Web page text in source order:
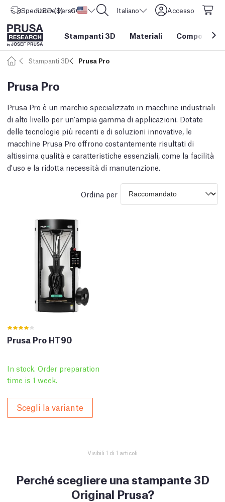
Spedizione verso Stati Uniti d'America
USD ($) CORE One L: Ora disponibile! Italiano Accesso
Stampanti 3D Materiali Componenti
Stampanti 3D Prusa Pro
Prusa Pro
Prusa Pro è un marchio specializzato in macchine industriali
di alto livello per un'ampia gamma di applicazioni. Dotate
delle tecnologie più recenti e di soluzioni innovative, le
macchine Prusa Pro offrono costantemente risultati di
altissima qualità e caratteristiche essenziali, come la facilità
d'uso e la ridotta necessità di manutenzione.
Ordina per
Prusa Pro HT90
In stock. Order preparation
time is 1 week.
Scegli la variante
Visibili 1 di 1 articoli
Perché scegliere una stampante 3D
Original Prusa?